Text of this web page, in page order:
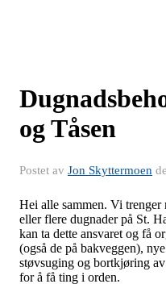
og Tåsen
Postet av Jon Skyttermoen
Hei alle sammen. Vi trenger
eller flere dugnader på St.
kan ta dette ansvaret og få
(også de på bakveggen),
støvsuging og bortkjøring av
for å få ting i orden.